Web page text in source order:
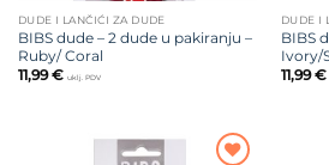
DUDE I LANČIĆI ZA DUDE
BIBS dude – 2 dude u pakiranju –
Ruby/ Coral
11,99€ uklj. PDV
DUDE I
BIBS
Ivory/
11,99€